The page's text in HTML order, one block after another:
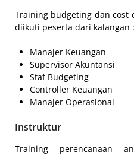
Training budgeting dan cost
diikuti peserta dari kalangan :
Manajer Keuangan
Supervisor Akuntansi
Staf Budgeting
Controller Keuangan
Manajer Operasional
Instruktur
Training perencanaan